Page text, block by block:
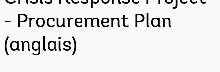
- Procurement Plan
(anglais)